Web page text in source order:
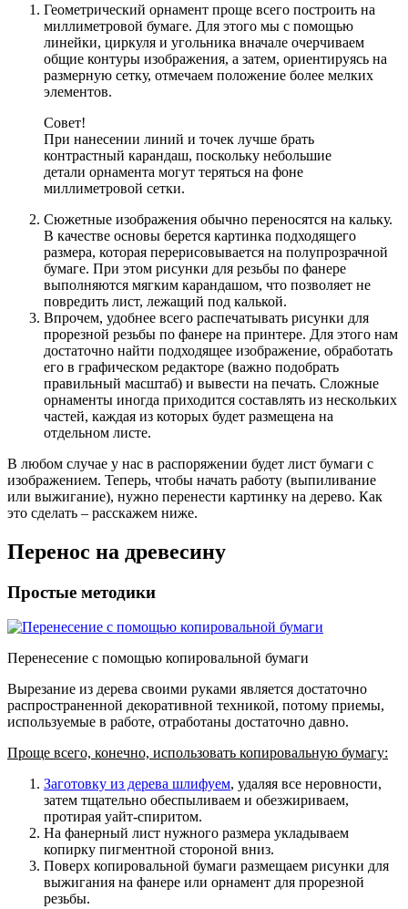
Геометрический орнамент проще всего построить на
миллиметровой бумаге. Для этого мы с помощью
линейки, циркуля и угольника вначале очерчиваем
общие контуры изображения, а затем, ориентируясь на
размерную сетку, отмечаем положение более мелких
элементов.
Совет!
При нанесении линий и точек лучше брать
контрастный карандаш, поскольку небольшие
детали орнамента могут теряться на фоне
миллиметровой сетки.
Сюжетные изображения обычно переносятся на кальку.
В качестве основы берется картинка подходящего
размера, которая перерисовывается на полупрозрачной
бумаге. При этом рисунки для резьбы по фанере
выполняются мягким карандашом, что позволяет не
повредить лист, лежащий под калькой.
Впрочем, удобнее всего распечатывать рисунки для
прорезной резьбы по фанере на принтере. Для этого нам
достаточно найти подходящее изображение, обработать
его в графическом редакторе (важно подобрать
правильный масштаб) и вывести на печать. Сложные
орнаменты иногда приходится составлять из нескольких
частей, каждая из которых будет размещена на
отдельном листе.
В любом случае у нас в распоряжении будет лист бумаги с
изображением. Теперь, чтобы начать работу (выпиливание
или выжигание), нужно перенести картинку на дерево. Как
это сделать – расскажем ниже.
Перенос на древесину
Простые методики
Перенесение с помощью копировальной бумаги
Вырезание из дерева своими руками является достаточно
распространенной декоративной техникой, потому приемы,
используемые в работе, отработаны достаточно давно.
Проще всего, конечно, использовать копировальную бумагу:
Заготовку из дерева шлифуем, удаляя все неровности,
затем тщательно обеспыливаем и обезжириваем,
протирая уайт-спиритом.
На фанерный лист нужного размера укладываем
копирку пигментной стороной вниз.
Поверх копировальной бумаги размещаем рисунки для
выжигания на фанере или орнамент для прорезной
резьбы.